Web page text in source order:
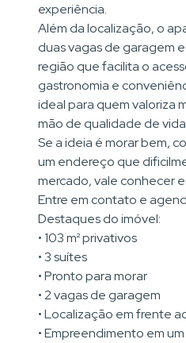
experiência.
Além da localização, o
duas vagas de garagem
região que facilita o
gastronomia e
ideal para quem valoriza
mão de qualidade de
Se a ideia é morar bem,
um endereço que
mercado, vale conhecer
Entre em contato e
Destaques do imóvel:
• 103 m² privativos
• 3 suítes
• Pronto para morar
• 2 vagas de garagem
• Localização em frente
• Empreendimento em